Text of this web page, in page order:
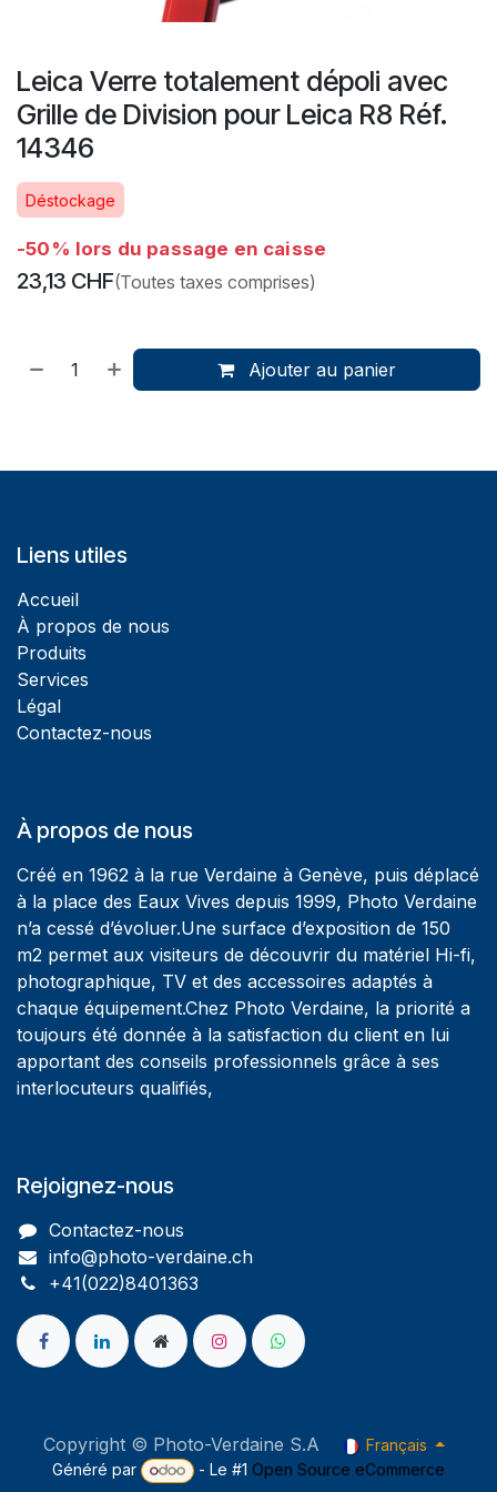
Leica Verre totalement dépoli avec
Grille de Division pour Leica R8 Réf.
14346
Déstockage
-50% lors du passage en caisse
23,13 CHF(Toutes taxes comprises)
Ajouter au panier
Liens utiles
Accueil
À propos de nous
Produits
Services
Légal
Contactez-nous
À propos de nous
Créé en 1962 à la rue Verdaine à Genève, puis déplacé
à la place des Eaux Vives depuis 1999, Photo Verdaine
n’a cessé d’évoluer.Une surface d’exposition de 150
m2 permet aux visiteurs de découvrir du matériel Hi-fi,
photographique, TV et des accessoires adaptés à
chaque équipement.Chez Photo Verdaine, la priorité a
toujours été donnée à la satisfaction du client en lui
apportant des conseils professionnels grâce à ses
interlocuteurs qualifiés,
Rejoignez-nous
Contactez-nous
info@photo-verdaine.ch​
​​+41(022)8401363
Copyright © Photo-Verdaine S.A
Français
Généré par
- Le #1 Open Source eCommerce